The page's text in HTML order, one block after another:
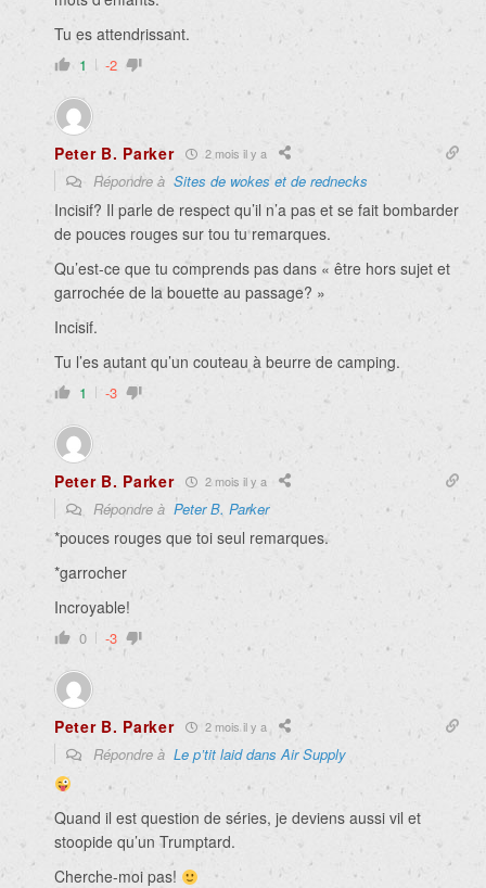
Tu es attendrissant.
1 -2
Peter B. Parker 2 mois il y a
Répondre à Sites de wokes et de rednecks
Incisif? Il parle de respect qu’il n’a pas et se fait bombarder
de pouces rouges sur tou tu remarques.
Qu’est-ce que tu comprends pas dans « être hors sujet et
garrochée de la bouette au passage? »
Incisif.
Tu l’es autant qu’un couteau à beurre de camping.
1 -3
Peter B. Parker 2 mois il y a
Répondre à Peter B. Parker
*pouces rouges que toi seul remarques.
*garrocher
Incroyable!
0 -3
Peter B. Parker 2 mois il y a
Répondre à Le p’tit laid dans Air Supply
Quand il est question de séries, je deviens aussi vil et
stoopide qu’un Trumptard.
Cherche-moi pas!